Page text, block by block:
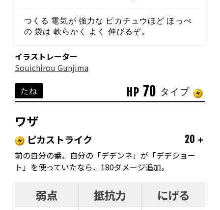
つくる 電気が 強力な ピカチュウほど ほっぺ
の 袋は 軟らかく よく 伸びるぞ。
イラストレーター
Souichirou Gunjima
たね HP 70 タイプ
ワザ
ピカストライク
20＋
前の自分の番、自分の「デデンネ」が「デデショー
ト」を使っていたなら、180ダメージ追加。
弱点 抵抗力 にげる